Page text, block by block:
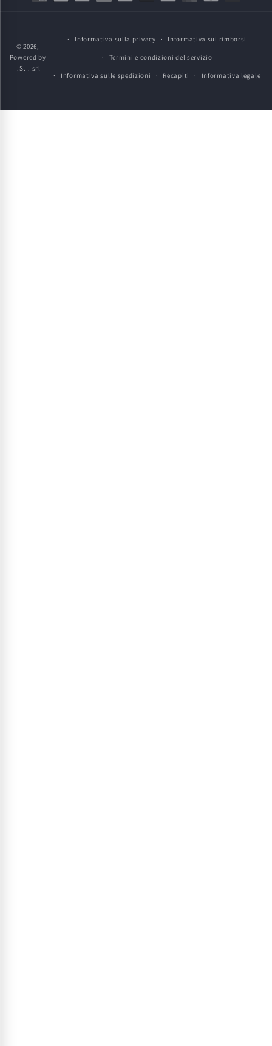
© 2026,
Powered by
I.S.I. srl
Informativa sulla privacy Informativa sui rimborsi
Termini e condizioni del servizio
Informativa sulle spedizioni Recapiti Informativa legale